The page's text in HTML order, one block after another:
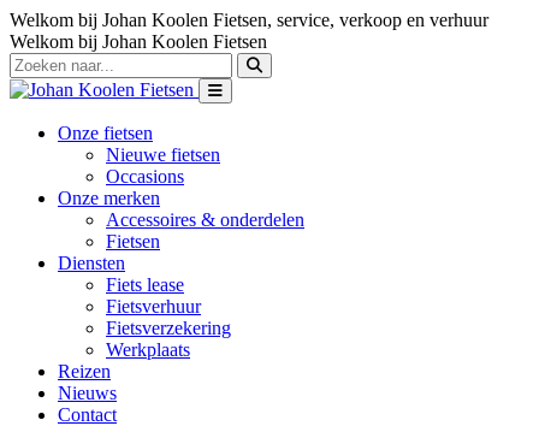
Welkom bij Johan Koolen Fietsen, service, verkoop en verhuur
Welkom bij Johan Koolen Fietsen
Onze fietsen
Nieuwe fietsen
Occasions
Onze merken
Accessoires & onderdelen
Fietsen
Diensten
Fiets lease
Fietsverhuur
Fietsverzekering
Werkplaats
Reizen
Nieuws
Contact